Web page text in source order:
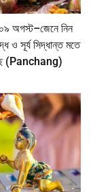
অগস্ট–জেনে নিন
ও সূর্য সিদ্ধান্ত মতে
(Panchang)